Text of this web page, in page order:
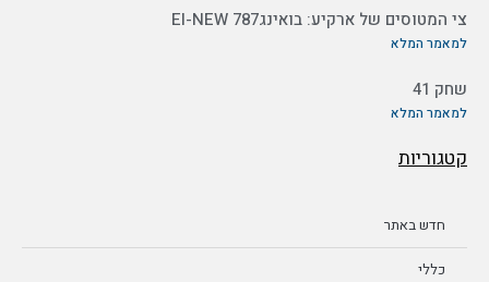
צי המטוסים של ארקיע: בואינג787 EI-NEW
למאמר המלא
שחק 41
למאמר המלא
קטגוריות
חדש באתר
כללי